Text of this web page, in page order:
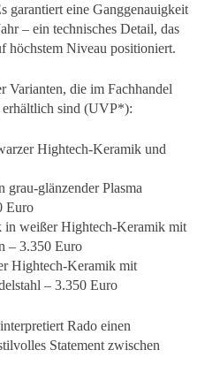
garantiert eine Ganggenauigkeit
– ein technisches Detail, das
höchstem Niveau positioniert.
die im Fachhandel
sind (UVP*):
Hightech-Keramik und
glänzender Plasma
Euro
in weißer Hightech-Keramik mit
– 3.350 Euro
Hightech-Keramik mit
– 3.350 Euro
Rado einen
Statement zwischen